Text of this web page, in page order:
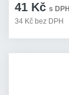
41 Kč s DPH
34 Kč bez DPH